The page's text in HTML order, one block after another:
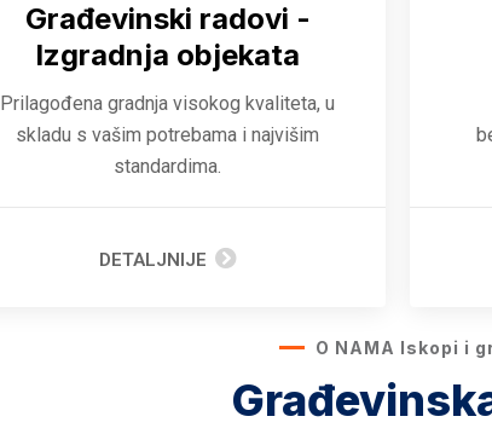
Građevinski radovi -
Izgradnja objekata
Prilagođena gradnja visokog kvaliteta, u
skladu s vašim potrebama i najvišim
standardima.
DETALJNIJE
O NAMA Iskopi i